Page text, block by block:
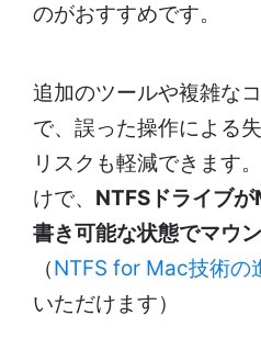
のがおすすめです。
追加のツールや複雑な
で、誤った操作による
リスクも軽減できます
けで、 NTFSドライブ
書き可能な状態でマウ
（NTFS for Mac技術の
いただけます）